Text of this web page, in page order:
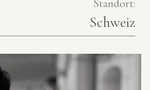
Standort:
Schweiz